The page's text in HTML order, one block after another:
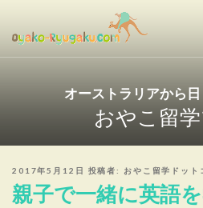
キ
おやこ留学ドットコム
オーストラリアから
おやこ留
投
稿
日:
2017年5月12日 投稿者: おやこ留学ドット
親子で一緒に英語